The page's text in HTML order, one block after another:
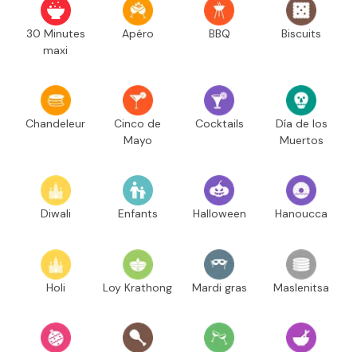
30 Minutes
maxi
Apéro BBQ Biscuits
Chandeleur
Cinco de
Mayo
Cocktails
Día de los
Muertos
Diwali Enfants Halloween Hanoucca
Holi Loy Krathong Mardi gras Maslenitsa